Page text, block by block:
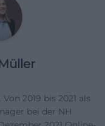
2019 bis 2021 als
bei der NH